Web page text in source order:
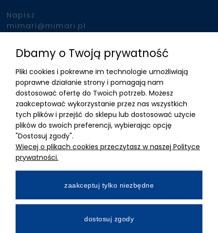
Napisz
mimari@mimari.pl
Znajdziesz nas
ADRES
MIMARI sp z o.o.
ul. Kurkowa 12
50-210 Wrocław
Dane rejestracyjne
NIP:8982325327
Wpłacony w całości
Numer konta bankowego
Dbamy o Twoją prywatność
Pliki cookies i pokrewne im technologie umożliwiają
poprawne działanie strony i pomagają nam
dostosować ofertę do Twoich potrzeb. Możesz
zaakceptować wykorzystanie przez nas wszystkich
tych plików i przejść do sklepu lub dostosować użycie
plików do swoich preferencji, wybierając opcję
"Dostosuj zgody".
Więcej o plikach cookies przeczytasz w naszej Polityce
prywatności.
zaakceptuj tylko niezbędne
dostosuj zgody